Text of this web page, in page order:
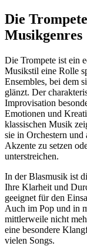
Die
Musikgenres
Die Trompete ist ein
Musikstil eine Rolle
Ensembles, bei dem
glänzt. Der
Improvisation
Emotionen und
klassischen Musik
sie in Orchestern
Akzente zu setzen
unterstreichen.
In der Blasmusik ist
Ihre Klarheit und
geeignet für den
Auch im Pop und in
mittlerweile nicht
eine besondere
vielen Songs.